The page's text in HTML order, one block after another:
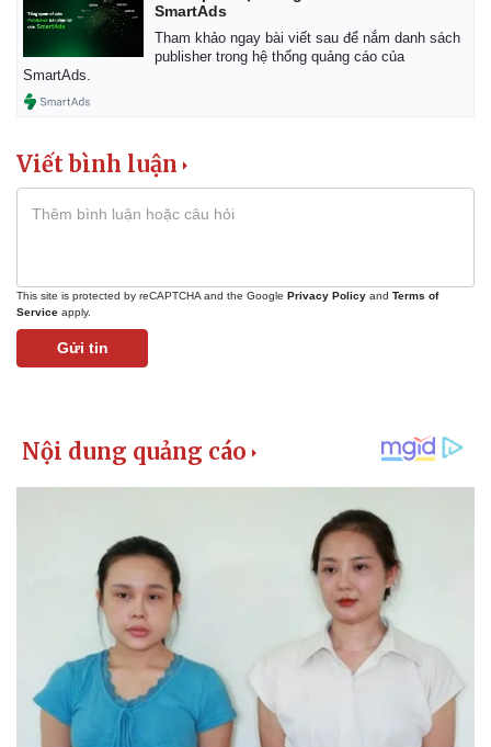
SmartAds
Tham khảo ngay bài viết sau để nắm danh sách
publisher trong hệ thống quảng cáo của
SmartAds.
Viết bình luận
This site is protected by reCAPTCHA and the Google Privacy Policy and Terms of
Service apply.
Gửi tin